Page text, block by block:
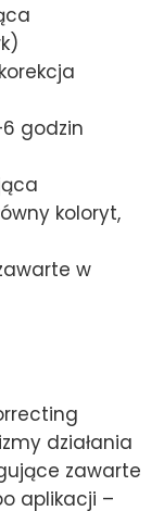
godzin
koloryt,
w
działania
zawarte
aplikacji –